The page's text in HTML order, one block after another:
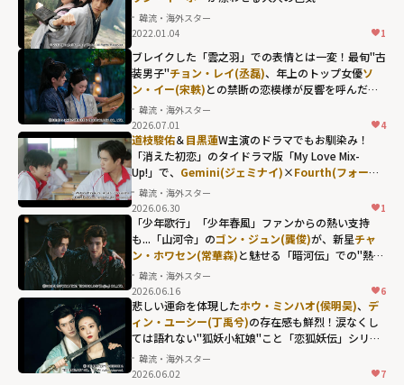
韓流・海外スター
2022.01.04
1
チョン・レイ(丞
磊)、年上のトッ
プ女優ソン・イ
ー(宋軼)との禁断
の恋模様が反響
を呼んだ「与晋
長安」"
width="304"
height="203"
loading="lazy"
fetchpriority="h
igh">
ブレイクした「雲之羽」での表情とは一変！最旬"古
装男子"チョン・レイ(丞磊)、年上のトップ女優ソ
ン・イー(宋軼)との禁断の恋模様が反響を呼んだ
「与晋長安」
韓流・海外スター
2026.07.01
4
道枝駿佑＆目黒蓮W主演のドラマでもお馴染み！
「消えた初恋」のタイドラマ版「My Love Mix-
Up!」で、 Gemini(ジェミナイ)×Fourth(フォース)
が体現した"キュンの瞬間"
韓流・海外スター
2026.06.30
1
「少年歌行」「少年春風」ファンからの熱い支持
も...「山河令」のゴン・ジュン(龔俊)が、新星チャ
ン・ホワセン(常華森)と魅せる「暗河伝」での"熱き
絆"韓流・海外スター
2026.06.16
6
悲しい運命を体現したホウ・ミンハオ(侯明昊)、 デ
ィン・ユーシー(丁禹兮)の存在感も鮮烈！涙なくし
ては語れない"狐妖小紅娘"こと「恋狐妖伝」シリー
ズ第2章
韓流・海外スター
2026.06.02
7